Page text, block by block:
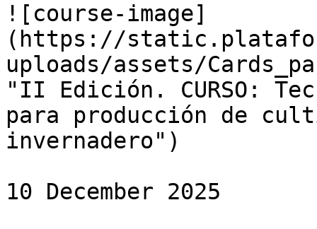
![course-image]
(https://
uploads/assets/
"II Edición. CURSO:
para producción de
invernadero")
10 December 2025